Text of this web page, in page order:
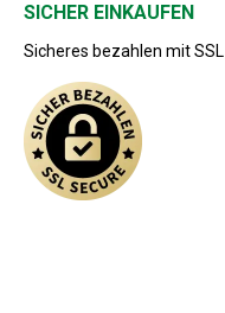
SICHER EINKAUFEN
Sicheres bezahlen mit SSL